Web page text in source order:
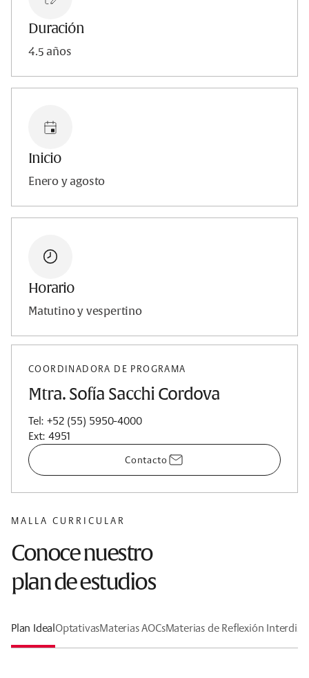
Duración
4.5 años
Inicio
Enero y agosto
Horario
Matutino y vespertino
COORDINADORA DE PROGRAMA
Mtra. Sofía Sacchi Cordova
Tel: +52 (55) 5950-4000
Ext: 4951
Contacto
MALLA CURRICULAR
Conoce nuestro
plan de estudios
Plan IdealOptativasMaterias AOCsMaterias de Reflexión